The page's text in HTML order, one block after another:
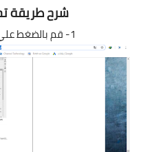
شرح طريقة
1- قم بالضغط علي كلمة Download